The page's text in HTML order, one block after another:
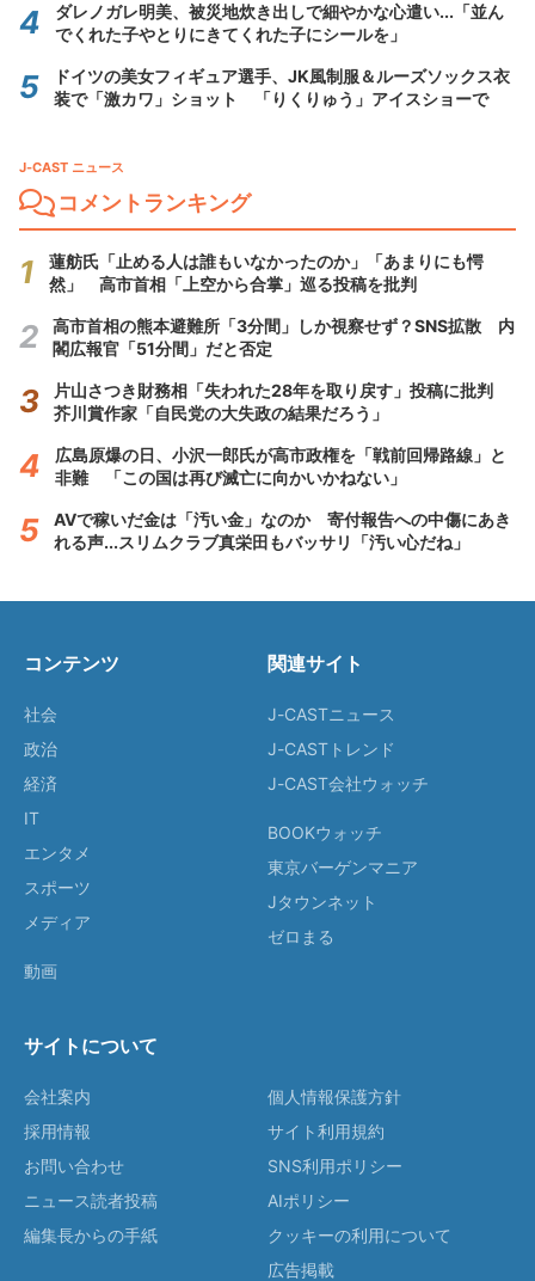
ダレノガレ明美、被災地炊き出しで細やかな心遣い...「並ん
でくれた子やとりにきてくれた子にシールを」
ドイツの美女フィギュア選手、JK風制服＆ルーズソックス衣
装で「激カワ」ショット 「りくりゅう」アイスショーで
J-CAST ニュース
コメントランキング
蓮舫氏「止める人は誰もいなかったのか」「あまりにも愕
然」 高市首相「上空から合掌」巡る投稿を批判
高市首相の熊本避難所「3分間」しか視察せず？SNS拡散 内
閣広報官「51分間」だと否定
片山さつき財務相「失われた28年を取り戻す」投稿に批判
芥川賞作家「自民党の大失政の結果だろう」
広島原爆の日、小沢一郎氏が高市政権を「戦前回帰路線」と
非難 「この国は再び滅亡に向かいかねない」
AVで稼いだ金は「汚い金」なのか 寄付報告への中傷にあき
れる声...スリムクラブ真栄田もバッサリ「汚い心だね」
コンテンツ
社会
政治
経済
IT
エンタメ
スポーツ
メディア
動画
関連サイト
J-CASTニュース
J-CASTトレンド
J-CAST会社ウォッチ
BOOKウォッチ
東京バーゲンマニア
Jタウンネット
ゼロまる
サイトについて
会社案内
採用情報
お問い合わせ
ニュース読者投稿
編集長からの手紙
個人情報保護方針
サイト利用規約
SNS利用ポリシー
AIポリシー
クッキーの利用について
広告掲載